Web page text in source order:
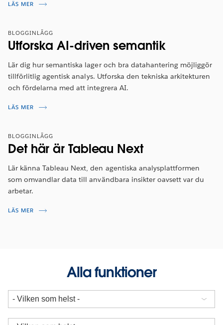
LÄS MER
BLOGGINLÄGG
Utforska AI-driven semantik
Lär dig hur semantiska lager och bra datahantering möjliggör
tillförlitlig agentisk analys. Utforska den tekniska arkitekturen
och fördelarna med att integrera AI.
LÄS MER
BLOGGINLÄGG
Det här är Tableau Next
Lär känna Tableau Next, den agentiska analysplattformen
som omvandlar data till användbara insikter oavsett var du
arbetar.
LÄS MER
Alla funktioner